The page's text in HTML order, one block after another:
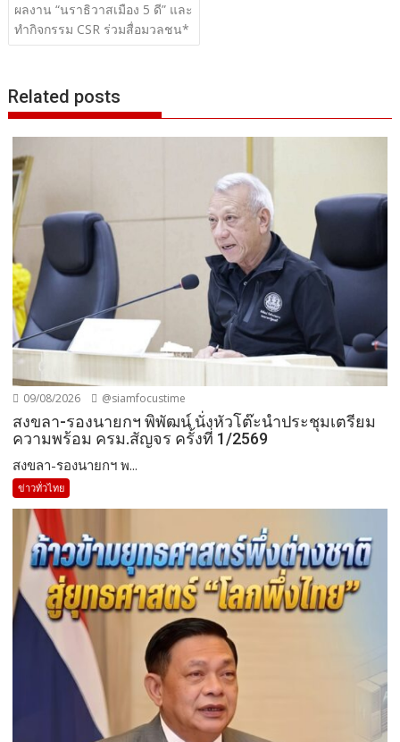
ผลงาน “นราธิวาสเมือง 5 ดี” และ
ทำกิจกรรม CSR ร่วมสื่อมวลชน*
Related posts
09/08/2026 @siamfocustime
สงขลา-รองนายกฯ พิพัฒน์ นั่งหัวโต๊ะนำประชุมเตรียม
ความพร้อม ครม.สัญจร ครั้งที่ 1/2569
สงขลา-รองนายกฯ พ...
ข่าวทั่วไทย